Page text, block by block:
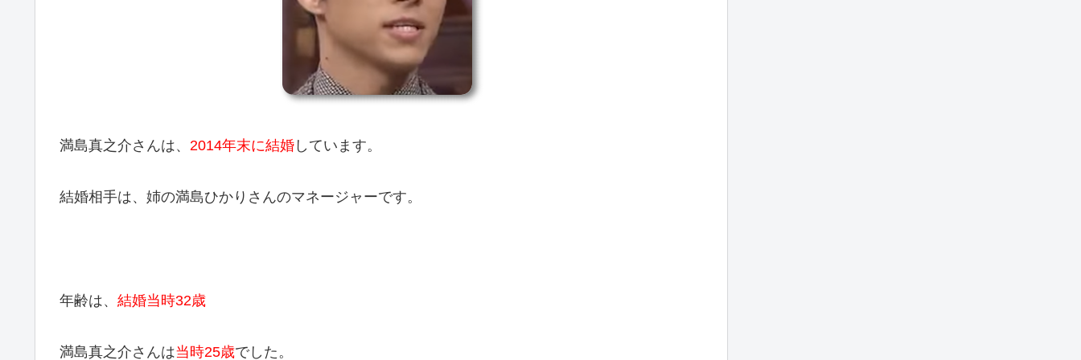
満島真之介さんは、 2014年末に結婚 しています。
結婚相手は、姉の満島ひかりさんのマネージャーです。
年齢は、 結婚当時32歳
満島真之介さんは当時25歳でした。